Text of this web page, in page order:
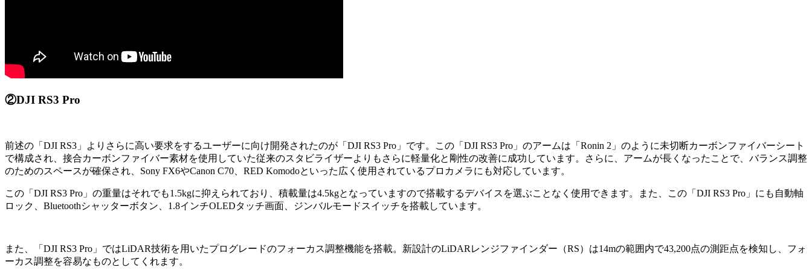
②DJI RS3 Pro
前述の「DJI RS3」よりさらに高い要求をするユーザーに向け開発されたのが「DJI RS3 Pro」です。この「DJI RS3 Pro」のアームは「Ronin 2」のように未切断カーボンファイバーシート
で構成され、接合カーボンファイバー素材を使用していた従来のスタビライザーよりもさらに軽量化と剛性の改善に成功しています。さらに、アームが長くなったことで、バランス調整
のためのスペースが確保され、Sony FX6やCanon C70、RED Komodoといった広く使用されているプロカメラにも対応しています。
この「DJI RS3 Pro」の重量はそれでも1.5kgに抑えられており、積載量は4.5kgとなっていますので搭載するデバイスを選ぶことなく使用できます。また、この「DJI RS3 Pro」にも自動軸
ロック、Bluetoothシャッターボタン、1.8インチOLEDタッチ画面、ジンバルモードスイッチを搭載しています。
また、「DJI RS3 Pro」ではLiDAR技術を用いたプログレードのフォーカス調整機能を搭載。新設計のLiDARレンジファインダー（RS）は14mの範囲内で43,200点の測距点を検知し、フォ
ーカス調整を容易なものとしてくれます。